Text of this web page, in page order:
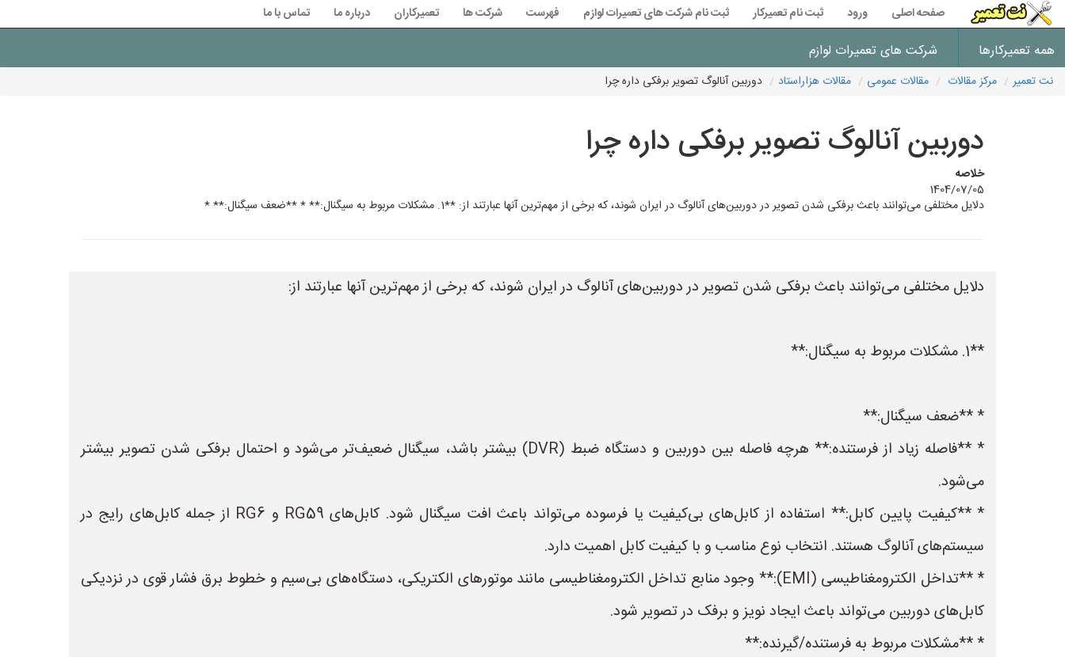
صفحه اصلی ورود ثبت نام تعمیرکار ثبت نام شرکت های تعمیرات لوازم فهرست شرکت ها تعمیرکاران درباره ما تماس با ما
همه تعمیرکارها شرکت های تعمیرات لوازم
نت تعمیر مرکز مقالات مقالات عمومی مقالات هزاراستاد دوربین آنالوگ تصویر برفکی داره چرا
دوربین آنالوگ تصویر برفکی داره چرا
خلاصه
1404/07/05
دلایل مختلفی می‌توانند باعث برفکی شدن تصویر در دوربین‌های آنالوگ در ایران شوند، که برخی از مهم‌ترین آنها عبارتند از: **1. مشکلات مربوط به سیگنال:** * **ضعف سیگنال:** *
دلایل مختلفی می‌توانند باعث برفکی شدن تصویر در دوربین‌های آنالوگ در ایران شوند، که برخی از مهم‌ترین آنها عبارتند از:
**1. مشکلات مربوط به سیگنال:**
* **ضعف سیگنال:**
* **فاصله زیاد از فرستنده:** هرچه فاصله بین دوربین و دستگاه ضبط (DVR) بیشتر باشد، سیگنال ضعیف‌تر می‌شود و احتمال برفکی شدن تصویر بیشتر
می‌شود.
* **کیفیت پایین کابل:** استفاده از کابل‌های بی‌کیفیت یا فرسوده می‌تواند باعث افت سیگنال شود. کابل‌های RG59 و RG6 از جمله کابل‌های رایج در
سیستم‌های آنالوگ هستند. انتخاب نوع مناسب و با کیفیت کابل اهمیت دارد.
* **تداخل الکترومغناطیسی (EMI):** وجود منابع تداخل الکترومغناطیسی مانند موتورهای الکتریکی، دستگاه‌های بی‌سیم و خطوط برق فشار قوی در نزدیکی
کابل‌های دوربین می‌تواند باعث ایجاد نویز و برفک در تصویر شود.
* **مشکلات مربوط به فرستنده/گیرنده:**